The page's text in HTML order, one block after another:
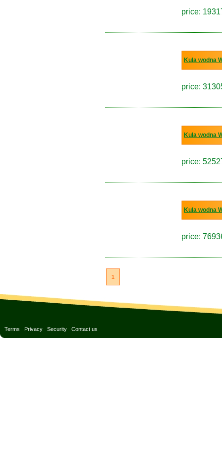
price:
Kula wodna
price:
Kula wodna
price:
Kula wodna
price:
1
Terms Privacy Security Contact us